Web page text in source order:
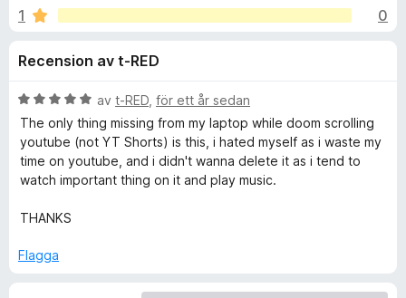
ö
i
r
e
f
o
i
o
n
e
r
f
4
8
v
5
1
0
Recension av t-RED
B
e
t
y
g
a
t
av t-RED för ett år sedan
The only thing missing from my laptop while doom scrolling
youtube (not YT Shorts) is this, i hated myself as i waste my
time on youtube, and i didn't wanna delete it as i tend to
watch important thing on it and play music.
THANKS
Flagga